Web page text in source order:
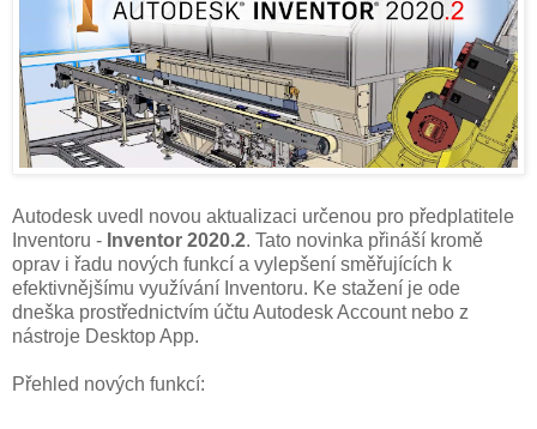
Autodesk uvedl novou aktualizaci určenou pro předplatitele
Inventoru - Inventor 2020.2. Tato novinka přináší kromě
oprav i řadu nových funkcí a vylepšení směřujících k
efektivnějšímu využívání Inventoru. Ke stažení je ode
dneška prostřednictvím účtu Autodesk Account nebo z
nástroje Desktop App.
Přehled nových funkcí: